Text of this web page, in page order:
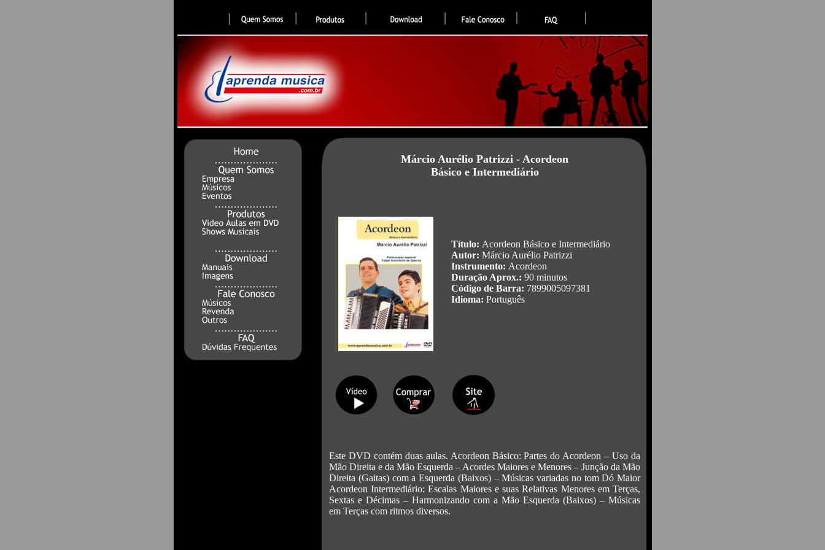
Márcio Aurélio Patrizzi - Acordeon
Básico e Intermediário
Título: Acordeon Básico e Intermediário
Autor: Márcio Aurélio Patrizzi
Instrumento: Acordeon
Duração Aprox.: 90 minutos
Código de Barra: 7899005097381
Idioma: Português
Este DVD contém duas aulas. Acordeon Básico: Partes do Acordeon – Uso da
Mão Direita e da Mão Esquerda – Acordes Maiores e Menores – Junção da Mão
Direita (Gaitas) com a Esquerda (Baixos) – Músicas variadas no tom Dó Maior
Acordeon Intermediário: Escalas Maiores e suas Relativas Menores em Terças,
Sextas e Décimas – Harmonizando com a Mão Esquerda (Baixos) – Músicas
em Terças com ritmos diversos.